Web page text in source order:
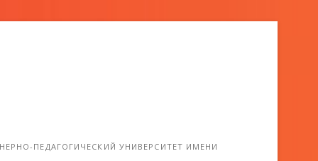
ПЕДАГОГИЧЕСКИЙ УНИВЕРСИТЕТ ИМЕНИ